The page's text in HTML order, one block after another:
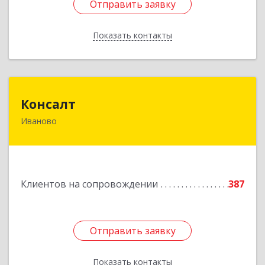
Отправить заявку
Показать контакты
Отправить заявку
Назад
Консалт
Иваново
Клиентов на сопровождении 387
Отправить заявку
Показать контакты
153000, Ивановская обл, Иваново г, Жарова ул,
Отправить заявку
Назад